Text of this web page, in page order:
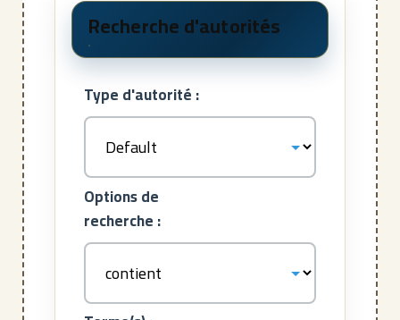
Recherche d'autorités
Type d'autorité :
Options de
recherche :